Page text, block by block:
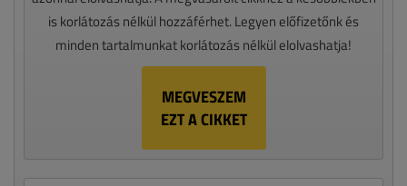
is korlátozás nélkül hozzáférhet. Legyen előfizetőnk és
minden tartalmunkat korlátozás nélkül elolvashatja!
MEGVESZEM
EZT A CIKKET